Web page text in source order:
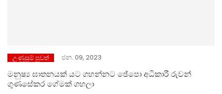
උණුසුම් පුවත් ජන. 09, 2023
මනුෂ්‍ය ඝාතනයක් යට ගහන්නට ඡේපො අධිකාරී රුවන්
ගුණසේකර ගේමක් ගහලා